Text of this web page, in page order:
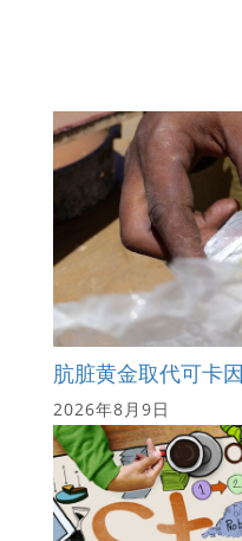
肮脏黄金取代可卡
2026年8月9日